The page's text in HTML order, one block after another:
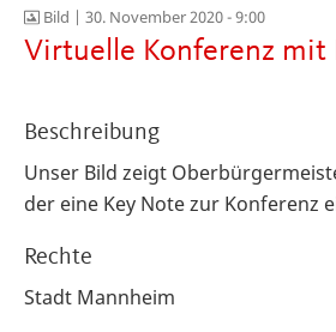
Bild | 30. November 2020 - 9:00
Virtuelle Konferenz mit
Beschreibung
Unser Bild zeigt
der eine Key Note zur Konferenz
Rechte
Stadt Mannheim